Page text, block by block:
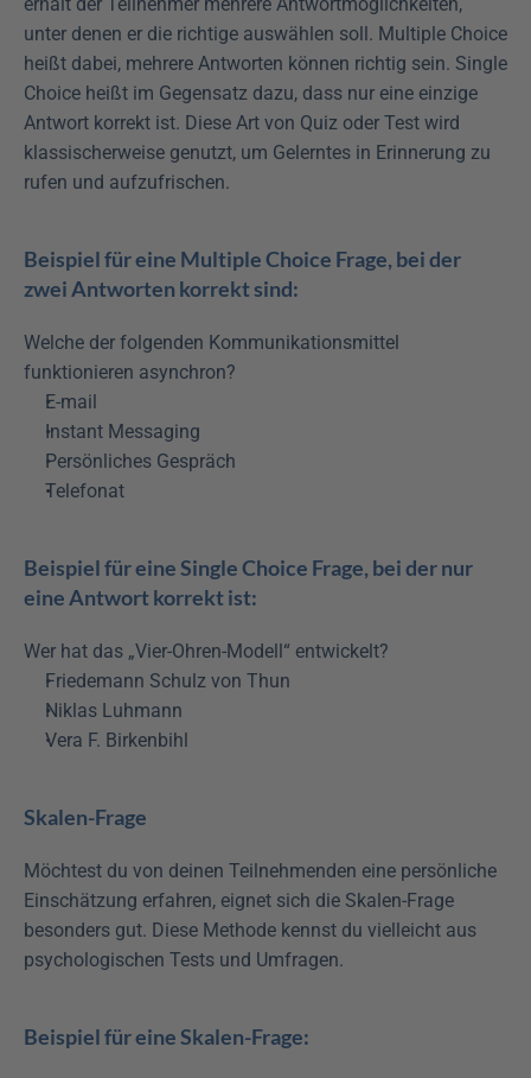
unter denen er die richtige auswählen soll. Multiple Choice
heißt dabei, mehrere Antworten können richtig sein. Single
Choice heißt im Gegensatz dazu, dass nur eine einzige
Antwort korrekt ist. Diese Art von Quiz oder Test wird
klassischerweise genutzt, um Gelerntes in Erinnerung zu
rufen und aufzufrischen.
Beispiel für eine Multiple Choice Frage, bei der
zwei Antworten korrekt sind:
Welche der folgenden Kommunikationsmittel
funktionieren asynchron?
E-mail
Instant Messaging
Persönliches Gespräch
Telefonat
Beispiel für eine Single Choice Frage, bei der nur
eine Antwort korrekt ist:
Wer hat das „Vier-Ohren-Modell“ entwickelt?
Friedemann Schulz von Thun
Niklas Luhmann
Vera F. Birkenbihl
Skalen-Frage
Möchtest du von deinen Teilnehmenden eine persönliche
Einschätzung erfahren, eignet sich die Skalen-Frage
besonders gut. Diese Methode kennst du vielleicht aus
psychologischen Tests und Umfragen.
Beispiel für eine Skalen-Frage: